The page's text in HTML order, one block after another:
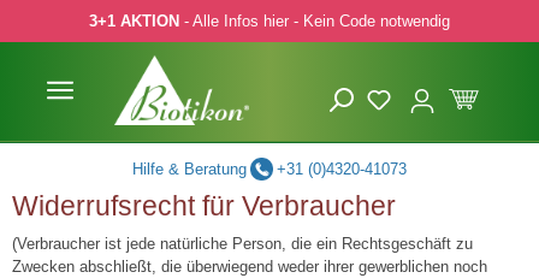
Hauptinhalt springen
Zur Suche springen
Zur Hauptnavigation springen
3+1 AKTION - Alle Infos hier - Kein Code notwendig
Hilfe & Beratung +31 (0)4320-41073
Widerrufsrecht für Verbraucher
(Verbraucher ist jede natürliche Person, die ein Rechtsgeschäft zu
Zwecken abschließt, die überwiegend weder ihrer gewerblichen noch